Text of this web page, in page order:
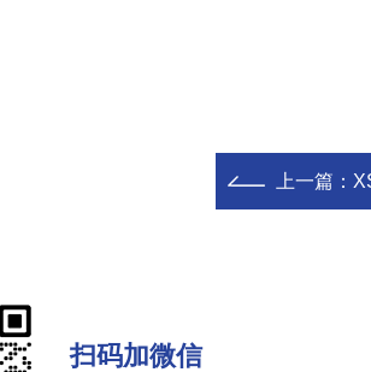
上一篇：
扫码加微信